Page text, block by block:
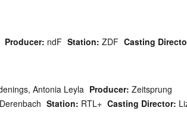
Producer: ndF Station: ZDF Casting
Antonia Leyla Producer: Zeitsprung
Station: RTL+ Casting Director: